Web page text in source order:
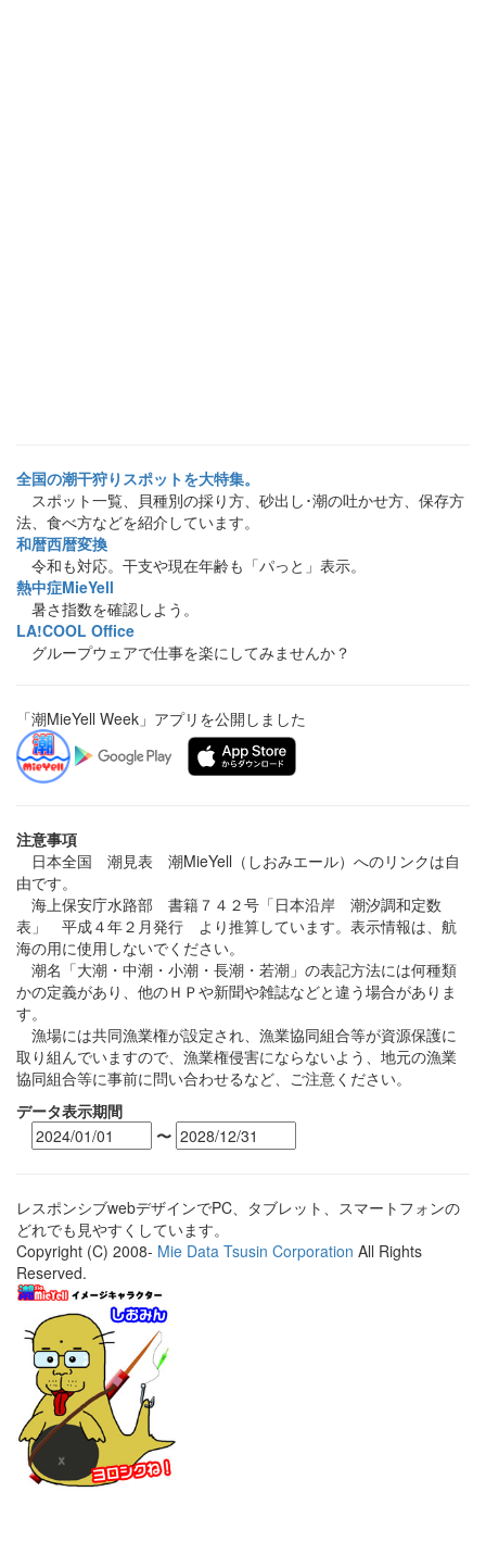
全国の潮干狩りスポットを大特集。
スポット一覧、貝種別の採り方、砂出し･潮の吐かせ方、保存方
法、食べ方などを紹介しています。
和暦西暦変換
令和も対応。干支や現在年齢も「パっと」表示。
熱中症MieYell
暑さ指数を確認しよう。
LA!COOL Office
グループウェアで仕事を楽にしてみませんか？
「潮MieYell Week」アプリを公開しました
注意事項
日本全国 潮見表 潮MieYell（しおみエール）へのリンクは自
由です。
海上保安庁水路部 書籍７４２号「日本沿岸 潮汐調和定数
表」 平成４年２月発行 より推算しています。表示情報は、航
海の用に使用しないでください。
潮名「大潮・中潮・小潮・長潮・若潮」の表記方法には何種類
かの定義があり、他のＨＰや新聞や雑誌などと違う場合がありま
す。
漁場には共同漁業権が設定され、漁業協同組合等が資源保護に
取り組んでいますので、漁業権侵害にならないよう、地元の漁業
協同組合等に事前に問い合わせるなど、ご注意ください。
データ表示期間
〜
レスポンシブwebデザインでPC、タブレット、スマートフォンの
どれでも見やすくしています。
Copyright (C) 2008- Mie Data Tsusin Corporation All Rights
Reserved.